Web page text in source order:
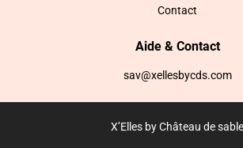
Contact
Aide & Contact
sav@xellesbycds.com
X’Elles by Château de sable